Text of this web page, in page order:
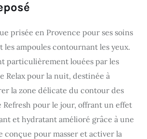
prisée en Provence pour ses soins
les ampoules contournant les yeux.
particulièrement louées par les
Relax pour la nuit, destinée à
la zone délicate du contour des
Refresh pour le jour, offrant un effet
et hydratant amélioré grâce à une
conçue pour masser et activer la